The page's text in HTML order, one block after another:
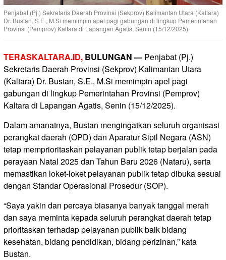
Penjabat (Pj.) Sekretaris Daerah Provinsi (Sekprov) Kalimantan Utara (Kaltara)
Dr. Bustan, S.E., M.Si memimpin apel pagi gabungan di lingkup Pemerintahan
Provinsi (Pemprov) Kaltara di Lapangan Agatis, Senin (15/12/2025).
TERASKALTARA.ID, BULUNGAN— Penjabat (Pj.)
Sekretaris Daerah Provinsi (Sekprov) Kalimantan Utara
(Kaltara) Dr. Bustan, S.E., M.Si memimpin apel pagi
gabungan di lingkup Pemerintahan Provinsi (Pemprov)
Kaltara di Lapangan Agatis, Senin (15/12/2025).
Dalam amanatnya, Bustan mengingatkan seluruh organisasi
perangkat daerah (OPD) dan Aparatur Sipil Negara (ASN)
tetap memprioritaskan pelayanan publik tetap berjalan pada
perayaan Natal 2025 dan Tahun Baru 2026 (Nataru), serta
memastikan loket-loket pelayanan publik tetap dibuka sesuai
dengan Standar Operasional Prosedur (SOP).
“Saya yakin dan percaya biasanya banyak tanggal merah
dan saya meminta kepada seluruh perangkat daerah tetap
prioritaskan terhadap pelayanan publik baik bidang
kesehatan, bidang pendidikan, bidang perizinan,” kata
Bustan.